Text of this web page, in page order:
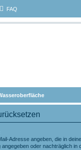
FAQ
Adresse angeben, die in
oder nachträglich in